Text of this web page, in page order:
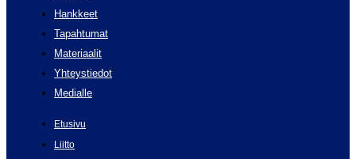
Hankkeet
Tapahtumat
Materiaalit
Yhteystiedot
Medialle
Etusivu
Liitto